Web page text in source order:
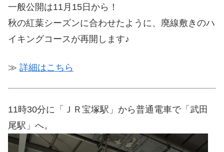
一般公開は11月15日から！
秋の紅葉シーズンに合わせたように、廃線敷きのハ
イキングコースが再開します♪
≫ 詳細はこちら
11時30分に「ＪＲ宝塚駅」から普通電車で「武田
尾駅」へ。